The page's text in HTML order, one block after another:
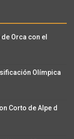
Orca con el
Olímpica
Corto de Alpe d